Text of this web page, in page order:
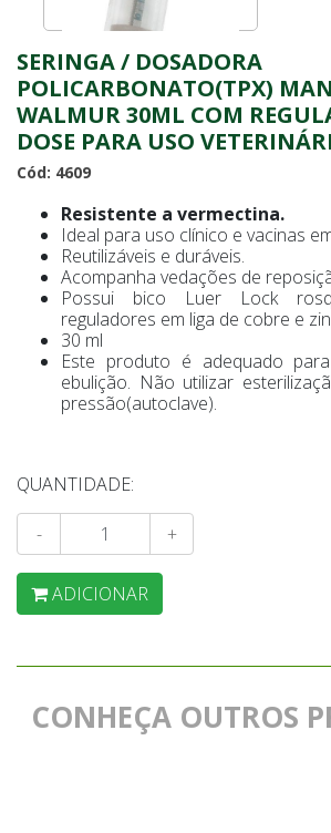
SERINGA / DOSADORA
POLICARBONATO(TPX)
WALMUR 30ML COM
DOSE PARA USO
Cód: 4609
Resistente a vermectina.
Ideal para uso clínico e vacinas
Reutilizáveis e duráveis.
Acompanha vedações de
Possui bico Luer Lock
reguladores em liga de cobre e
30 ml
Este produto é adequado
ebulição. Não utilizar
pressão(autoclave).
QUANTIDADE:
- +
ADICIONAR
CONHEÇA OUTROS